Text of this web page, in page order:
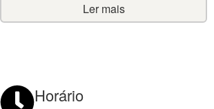
Ler mais
Horário